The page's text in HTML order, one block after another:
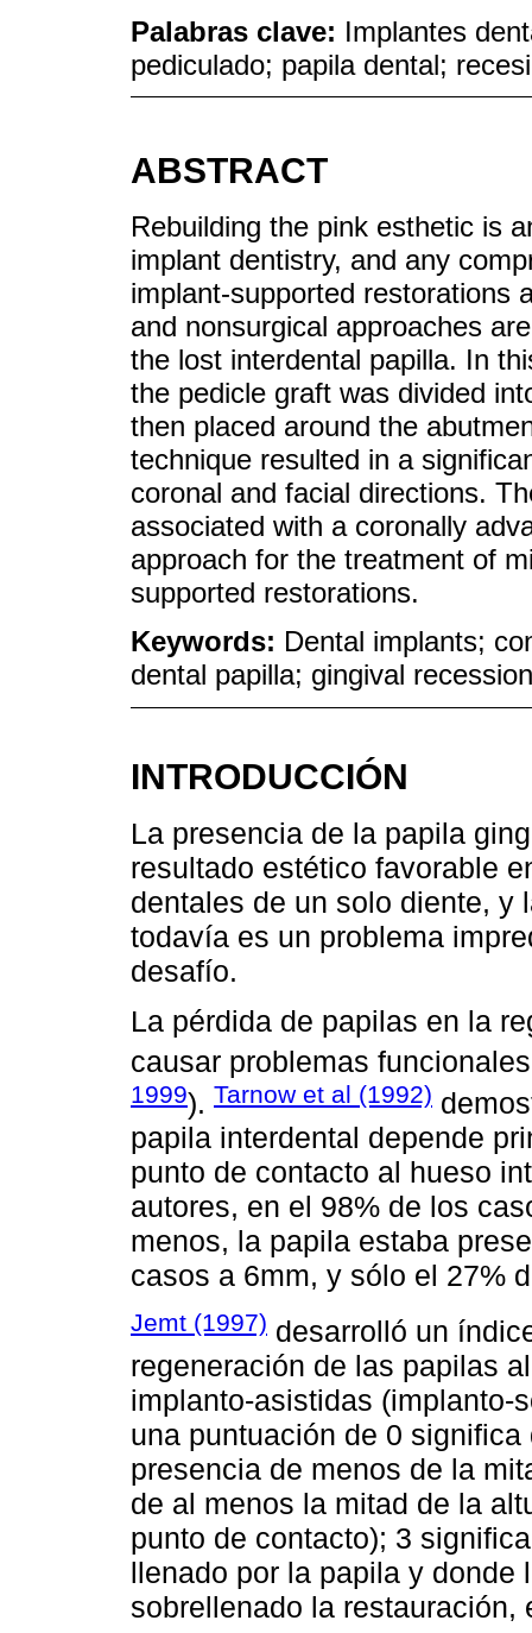
Palabras clave: Implantes
pediculado; papila dental;
ABSTRACT
Rebuilding the pink esthetic is
implant dentistry, and any
implant-supported restorations
and nonsurgical approaches
the lost interdental papilla. In
the pedicle graft was divided
then placed around the
technique resulted in a
coronal and facial directions.
associated with a coronally
approach for the treatment of
supported restorations.
Keywords: Dental implants;
dental papilla; gingival
INTRODUCCIÓN
La presencia de la papila
resultado estético favorable
dentales de un solo diente, y
todavía es un problema
desafío.
La pérdida de papilas en la
causar problemas
1999). Tarnow et al (1992)
papila interdental depende
punto de contacto al hueso
autores, en el 98% de los
menos, la papila estaba
casos a 6mm, y sólo el 27%
Jemt (1997) desarrolló un
regeneración de las papilas
implanto-asistidas (implanto-
una puntuación de 0
presencia de menos de la
de al menos la mitad de la
punto de contacto); 3
llenado por la papila y donde
sobrellenado la restauración,